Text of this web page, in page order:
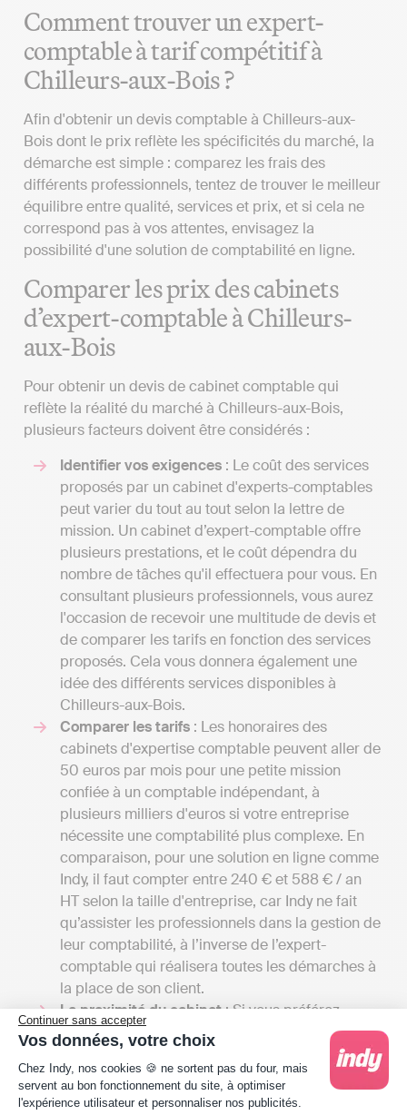
Continuer sans accepter
Vos données, votre choix
Plateforme de Gestion du Consentement :
Chez Indy, nos cookies 🍪 ne sortent pas du four, mais
servent au bon fonctionnement du site, à optimiser
l'expérience utilisateur et personnaliser nos publicités.
Comment trouver un expert-
comptable à tarif compétitif à
Chilleurs-aux-Bois ?
Afin d'obtenir un devis comptable à Chilleurs-aux-
Bois dont le prix reflète les spécificités du marché, la
démarche est simple : comparez les frais des
différents professionnels, tentez de trouver le meilleur
équilibre entre qualité, services et prix, et si cela ne
correspond pas à vos attentes, envisagez la
possibilité d'une solution de comptabilité en ligne.
Comparer les prix des cabinets
d’expert-comptable à Chilleurs-
aux-Bois
Pour obtenir un devis de cabinet comptable qui
reflète la réalité du marché à Chilleurs-aux-Bois,
plusieurs facteurs doivent être considérés :
Identifier vos exigences : Le coût des services
proposés par un cabinet d'experts-comptables
peut varier du tout au tout selon la lettre de
mission. Un cabinet d’expert-comptable offre
plusieurs prestations, et le coût dépendra du
nombre de tâches qu'il effectuera pour vous. En
consultant plusieurs professionnels, vous aurez
l'occasion de recevoir une multitude de devis et
de comparer les tarifs en fonction des services
proposés. Cela vous donnera également une
idée des différents services disponibles à
Chilleurs-aux-Bois.
Comparer les tarifs : Les honoraires des
cabinets d'expertise comptable peuvent aller de
50 euros par mois pour une petite mission
confiée à un comptable indépendant, à
plusieurs milliers d'euros si votre entreprise
nécessite une comptabilité plus complexe. En
comparaison, pour une solution en ligne comme
Indy, il faut compter entre 240 € et 588 € / an
HT selon la taille d'entreprise, car Indy ne fait
qu’assister les professionnels dans la gestion de
leur comptabilité, à l’inverse de l’expert-
comptable qui réalisera toutes les démarches à
la place de son client.
La proximité du cabinet: Si vous préférez
rencontrer votre expert-comptable en personne,
il serait avantageux que le cabinet soit situé à
Chilleurs-aux-Bois, près de votre lieu de travail
ou de résidence. Cependant, il est crucial de ne